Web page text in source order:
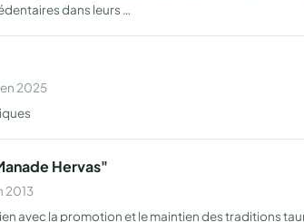
dans leurs …
2025
Hervas"
2013
avec la promotion et le maintien des traditions